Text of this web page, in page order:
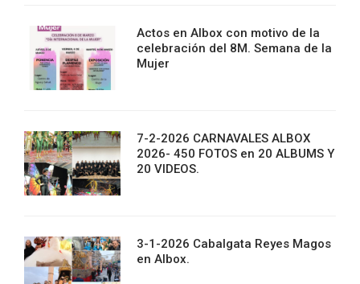
Actos en Albox con motivo de la
celebración del 8M. Semana de la
Mujer
7-2-2026 CARNAVALES ALBOX
2026- 450 FOTOS en 20 ALBUMS Y
20 VIDEOS.
3-1-2026 Cabalgata Reyes Magos
en Albox.